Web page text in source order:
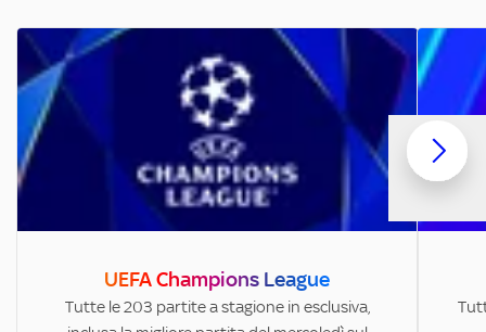
UEFA Champions League
Tutte le 203 partite a stagione in esclusiva,